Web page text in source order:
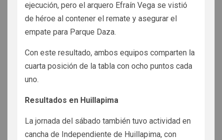
ejecución, pero el arquero Efraín Vega se vistió
de héroe al contener el remate y asegurar el
empate para Parque Daza.
Con este resultado, ambos equipos comparten la
cuarta posición de la tabla con ocho puntos cada
uno.
Resultados en Huillapima
La jornada del sábado también tuvo actividad en
cancha de Independiente de Huillapima, con